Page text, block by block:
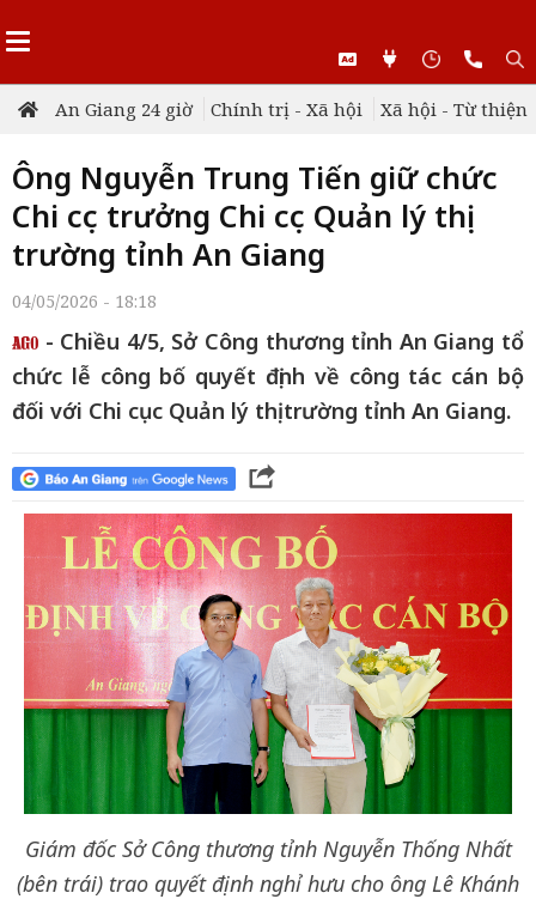
An Giang 24 giờ Chính trị - Xã hội Xã hội - Từ thiện
Ông Nguyễn Trung Tiến giữ chức
Chi cục trưởng Chi cục Quản lý thị
trường tỉnh An Giang
04/05/2026 - 18:18
- Chiều 4/5, Sở Công thương tỉnh An Giang tổ
chức lễ công bố quyết định về công tác cán bộ
đối với Chi cục Quản lý thị trường tỉnh An Giang.
Giám đốc Sở Công thương tỉnh Nguyễn Thống Nhất
(bên trái) trao quyết định nghỉ hưu cho ông Lê Khánh